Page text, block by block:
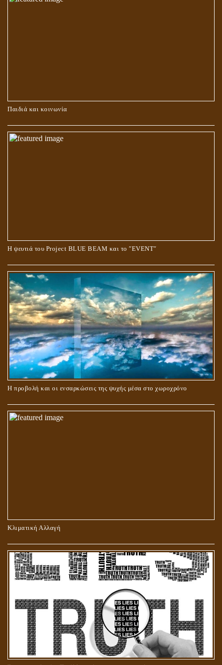
Παιδιά και κοινωνία
Η ψευτιά του Project BLUE BEAM και το ʺEVENTʺ
Η προβολή και οι ενσαρκώσεις της ψυχής μέσα στο χωροχρόνο
Κλιματική Αλλαγή
ΚΑΥΣΗ Ή ΤΑΦΗ ΤΩΝ ΝΕΚΡΩΝ?
Ο ΡΟΛΟΣ ΤΗΣ ΛΙΛΙΘ ΣΤΗ ΓΕΝΕΣΗ
ΠΕΡΙ ΓΑΜΟΥ ΚΑΙ ΔΙΑΖΥΓΙΟΥ
ΠΕΡΙ ΠΡΟΣΕΥΧΗΣ, ΝΗΣΤΕΙΑΣ ΚΑΙ ΕΛΕΗΜΟΣΥΝΗΣ
ΣΤΑΥΡΩΣΗ ΤΟΥ ΧΡΙΣΤΟΥ: ΜΥΘΟΣ Ή ΠΡΑΓΜΑΤΙΚΟΤΗΤΑ;